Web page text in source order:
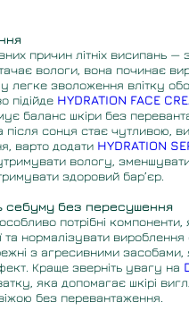
причин літніх висипань —
вологи, вона починає
легке зволоження влітку
підійде HYDRATION FACE
баланс шкіри без
після сонця стає чутливою,
варто додати HYDRATION
вологу, зменшувати
здоровий бар’єр.
себуму без пересушення
особливо потрібні
та нормалізувати
з агресивними засобами,
Краще зверніть увагу на
яка допомагає шкірі
без перевантаження.